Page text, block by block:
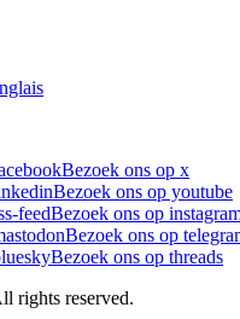
Bezoek ons op x
Bezoek ons op youtube
feedBezoek ons op
Bezoek ons op
Bezoek ons op threads
rights reserved.